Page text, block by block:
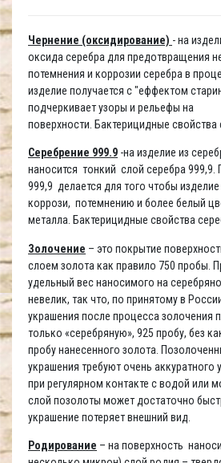
Чернение (оксидирование) - на
оксида серебра для предотвращения
потемнения и коррозии серебра в
изделие получается с "еффектом
подчеркивает узоры и рельефы на
поверхности. Бактерицидные свойства
Серебрение 999.9 -на изделие из
наносится тонкий слой серебра 999,9.
999,9 делается для того чтобы
коррози, потемнению и более белый
металла. Бактерицидные свойства
Золочение – это покрытие
слоем золота как правило 750 пробы.
удельный вес наносимого на
невелик, так что, по принятому в
украшения после процесса золочения
только «серебряную», 925 пробу, без
пробу нанесенного золота.
украшения требуют очень аккуратного
при регулярном контакте с водой
слой позолоты может достаточно
украшение потеряет внешний вид.
Родирование – на поверхность